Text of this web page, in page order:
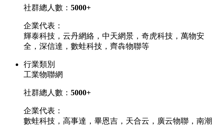
社群總人數： 5000+
企業代表：
輝泰科技，云丹網絡，中天網景，奇虎科技，萬物安
全，深信達，數蛙科技，齊犇物聯等
行業類別
工業物聯網
社群總人數： 5000+
企業代表：
數蛙科技，高事達，畢恩吉，天合云，廣云物聯，南潮